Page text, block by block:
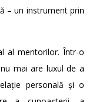
– un instrument prin
al mentorilor. Într-o
mai are luxul de a
personală și o